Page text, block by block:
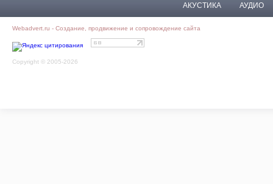
АКУСТИКА АУДИО
Webadvert.ru - Создание, продвижение и сопровождение сайта
Copyright © 2005-2026